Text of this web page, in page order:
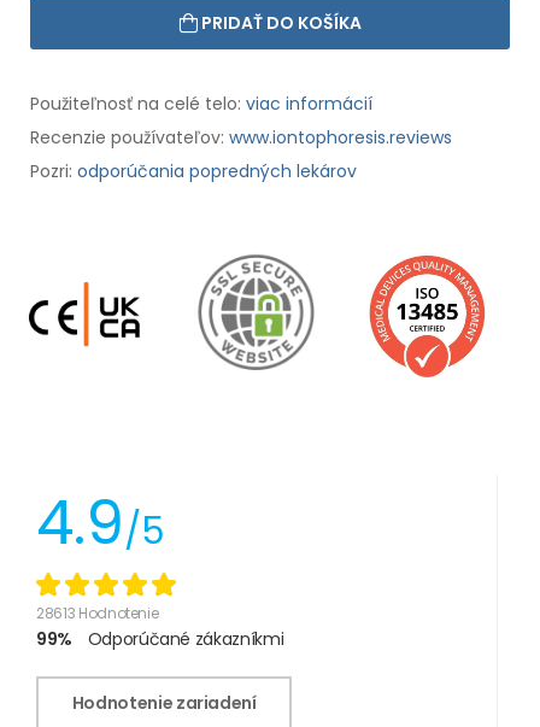
PRIDAŤ DO KOŠÍKA
Použiteľnosť na celé telo: viac informácií
Recenzie používateľov: www.iontophoresis.reviews
Pozri: odporúčania popredných lekárov
4.9/5
28613 Hodnotenie
99% Odporúčané zákazníkmi
Hodnotenie zariadení